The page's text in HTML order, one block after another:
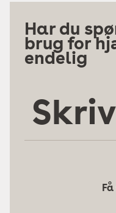
Har du
brug for
endelig
her